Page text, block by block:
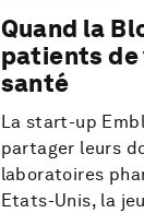
Quand la
patients de
santé
La start-up
partager leurs
laboratoires
Etats-Unis, la